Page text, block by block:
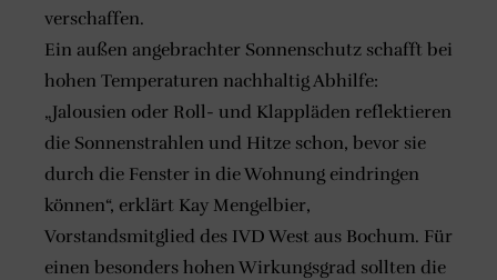
verschaffen.
Ein außen angebrachter Sonnenschutz schafft bei
hohen Temperaturen nachhaltig Abhilfe:
„Jalousien oder Roll- und Klappläden reflektieren
die Sonnenstrahlen und Hitze schon, bevor sie
durch die Fenster in die Wohnung eindringen
können“, erklärt Kay Mengelbier,
Vorstandsmitglied des IVD West aus Bochum. Für
einen besonders hohen Wirkungsgrad sollten die